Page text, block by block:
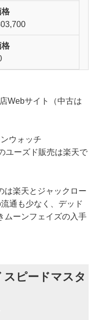
Webサイト（中古は
ウォッチ
ユーズド販売は楽天で
は楽天とジャックロー
通も少なく、デッド
ムーンフェイズの入手
スピードマスタ